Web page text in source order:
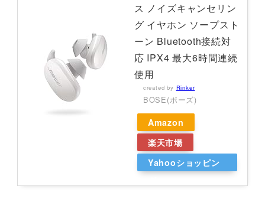
ス ノイズキャンセリン
グ イヤホン ソープスト
ーン Bluetooth接続対
応 IPX4 最大6時間連続
使用
created by Rinker
BOSE(ボーズ)
Amazon
楽天市場
Yahooショッピン